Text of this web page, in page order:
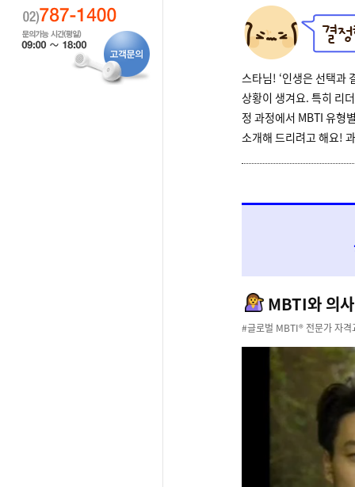
스타님! ‘인생은 선택과
상황이 생겨요. 특히 리
정 과정에서 MBTI 유형
소개해 드리려고 해요!
MBTI와 의
#글로벌 MBTI® 전문가 자격